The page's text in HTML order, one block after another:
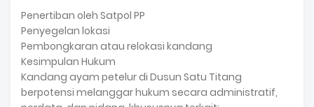
Penertiban oleh Satpol PP
Penyegelan lokasi
Pembongkaran atau relokasi kandang
Kesimpulan Hukum
Kandang ayam petelur di Dusun Satu Titang
berpotensi melanggar hukum secara administratif,